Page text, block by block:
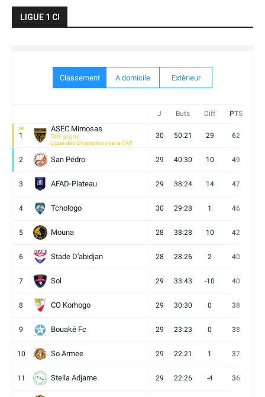
LIGUE 1 CI
Classement A domicile Extèrieur
J Buts Diff PTS
1
ASEC Mimosas
Titre gagné
Ligue des Champions de la CAF
30 50:21 29 62
2 San Pédro 29 40:30 10 49
3 AFAD-Plateau 29 38:24 14 47
4 Tchologo 30 29:28 1 46
5 Mouna 28 38:28 10 42
6 Stade D'abidjan 28 28:26 2 40
7 Sol 29 33:43 -10 40
8 CO Korhogo 29 30:30 0 38
9 Bouaké Fc 29 23:23 0 38
10 So Armee 29 22:21 1 37
11 Stella Adjame 29 22:26 -4 36